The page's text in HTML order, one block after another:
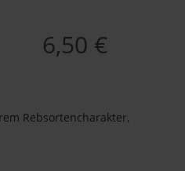
6,50 €
Rebsortencharakter,